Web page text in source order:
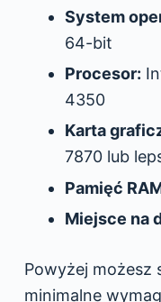
System
64-bit
Procesor:
4350
Karta
7870 lub
Pamięć
Miejsce na
Powyżej możesz
minimalne